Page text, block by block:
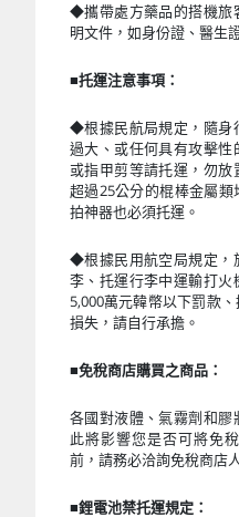
◆攜帶處方藥品的搭機旅
明文件，如身份證、醫生
■托運注意事項：
◆根據民航局規定，隨身
過大、或任何具有攻擊
或指甲剪等請托運，勿
超過25公分的棍棒金屬
拍神器也必須托運。
◆根據民用航空局規定，
李、托運行李中運輸打
5,000萬元韓幣以下罰款
損失，請自行承擔。
■免稅商店購買之商品：
各國對液體、氣霧劑和膠
此將影響您是否可將免
前，請務必洽詢免稅商店
■鋰電池禁托運規定：